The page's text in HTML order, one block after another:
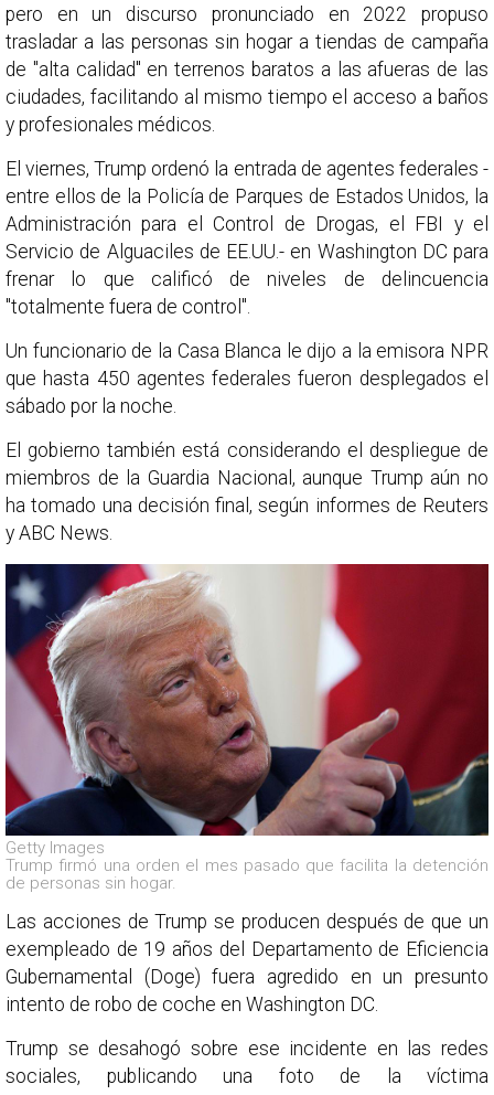
pero en un discurso pronunciado en 2022 propuso
trasladar a las personas sin hogar a tiendas de campaña
de "alta calidad" en terrenos baratos a las afueras de las
ciudades, facilitando al mismo tiempo el acceso a baños
y profesionales médicos.
El viernes, Trump ordenó la entrada de agentes federales -
entre ellos de la Policía de Parques de Estados Unidos, la
Administración para el Control de Drogas, el FBI y el
Servicio de Alguaciles de EE.UU.- en Washington DC para
frenar lo que calificó de niveles de delincuencia
"totalmente fuera de control".
Un funcionario de la Casa Blanca le dijo a la emisora NPR
que hasta 450 agentes federales fueron desplegados el
sábado por la noche.
El gobierno también está considerando el despliegue de
miembros de la Guardia Nacional, aunque Trump aún no
ha tomado una decisión final, según informes de Reuters
y ABC News.
Getty Images
Trump firmó una orden el mes pasado que facilita la detención
de personas sin hogar.
Las acciones de Trump se producen después de que un
exempleado de 19 años del Departamento de Eficiencia
Gubernamental (Doge) fuera agredido en un presunto
intento de robo de coche en Washington DC.
Trump se desahogó sobre ese incidente en las redes
sociales, publicando una foto de la víctima